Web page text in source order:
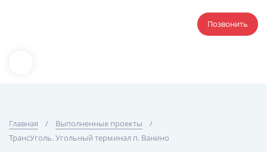
Позвонить
Главная
Выполненные проекты
ТрансУголь. Угольный терминал п. Ванино